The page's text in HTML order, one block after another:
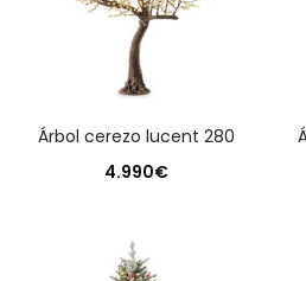
árbol cerezo lucent 280
4.990€